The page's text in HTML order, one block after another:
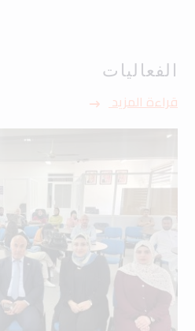
الفعاليات
قراءة المزيد